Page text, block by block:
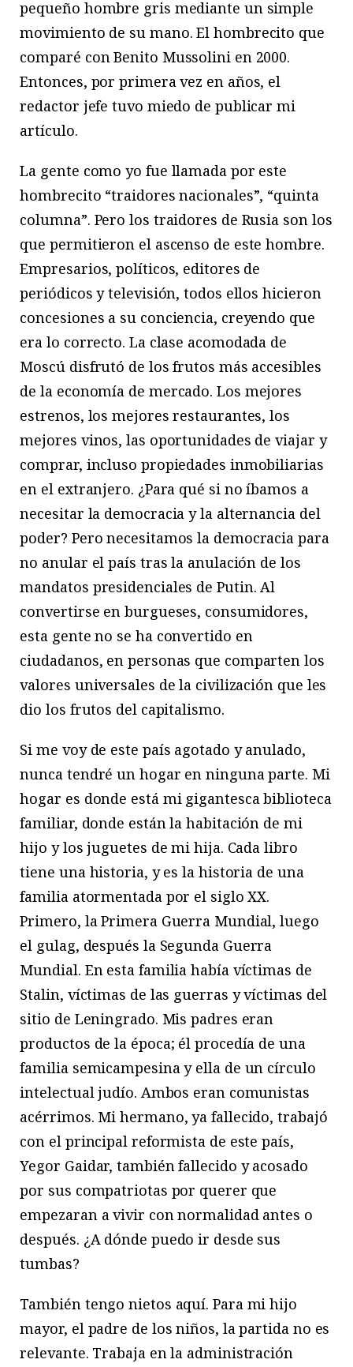
pequeño hombre gris mediante un simple
movimiento de su mano. El hombrecito que
comparé con Benito Mussolini en 2000.
Entonces, por primera vez en años, el
redactor jefe tuvo miedo de publicar mi
artículo.
La gente como yo fue llamada por este
hombrecito “traidores nacionales”, “quinta
columna”. Pero los traidores de Rusia son los
que permitieron el ascenso de este hombre.
Empresarios, políticos, editores de
periódicos y televisión, todos ellos hicieron
concesiones a su conciencia, creyendo que
era lo correcto. La clase acomodada de
Moscú disfrutó de los frutos más accesibles
de la economía de mercado. Los mejores
estrenos, los mejores restaurantes, los
mejores vinos, las oportunidades de viajar y
comprar, incluso propiedades inmobiliarias
en el extranjero. ¿Para qué si no íbamos a
necesitar la democracia y la alternancia del
poder? Pero necesitamos la democracia para
no anular el país tras la anulación de los
mandatos presidenciales de Putin. Al
convertirse en burgueses, consumidores,
esta gente no se ha convertido en
ciudadanos, en personas que comparten los
valores universales de la civilización que les
dio los frutos del capitalismo.
Si me voy de este país agotado y anulado,
nunca tendré un hogar en ninguna parte. Mi
hogar es donde está mi gigantesca biblioteca
familiar, donde están la habitación de mi
hijo y los juguetes de mi hija. Cada libro
tiene una historia, y es la historia de una
familia atormentada por el siglo XX.
Primero, la Primera Guerra Mundial, luego
el gulag, después la Segunda Guerra
Mundial. En esta familia había víctimas de
Stalin, víctimas de las guerras y víctimas del
sitio de Leningrado. Mis padres eran
productos de la época; él procedía de una
familia semicampesina y ella de un círculo
intelectual judío. Ambos eran comunistas
acérrimos. Mi hermano, ya fallecido, trabajó
con el principal reformista de este país,
Yegor Gaidar, también fallecido y acosado
por sus compatriotas por querer que
empezaran a vivir con normalidad antes o
después. ¿A dónde puedo ir desde sus
tumbas?
También tengo nietos aquí. Para mi hijo
mayor, el padre de los niños, la partida no es
relevante. Trabaja en la administración